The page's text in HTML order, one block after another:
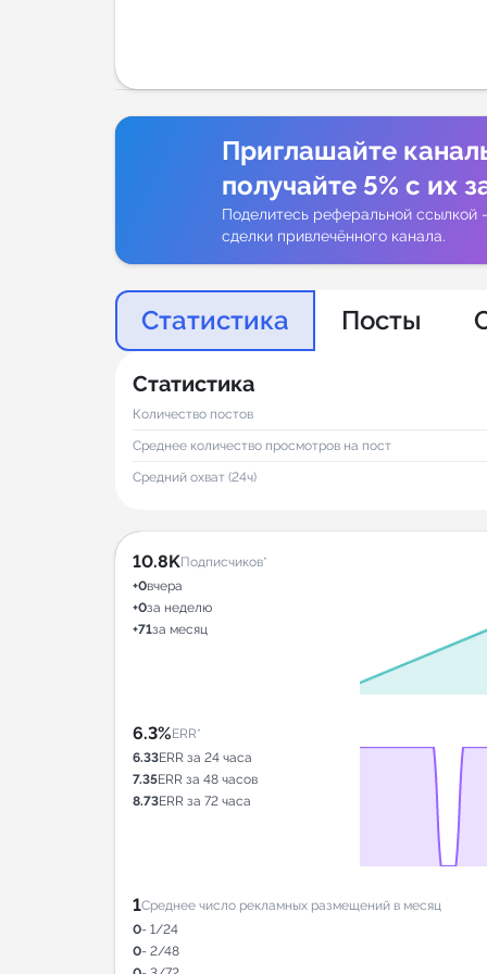
Приглашайте
получайте 5% с их
Поделитесь реферальной ссылкой
сделки привлечённого канала.
Статистика Посты
Статистика
Количество постов
Среднее количество просмотров на пост
Средний охват (24ч)
10.8KПодписчиков*
+0вчера
+0за неделю
+71за месяц
6.3%ERR*
6.33ERR за 24 часа
7.35ERR за 48 часов
8.73ERR за 72 часа
1Среднее число рекламных размещений в месяц
0- 1/24
0- 2/48